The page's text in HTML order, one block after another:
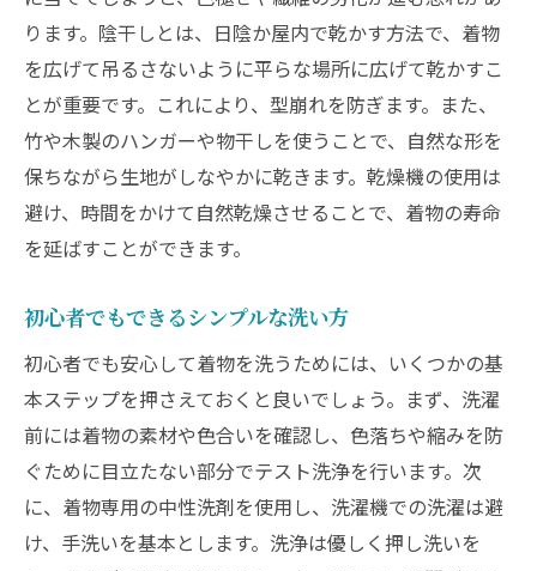
ります。陰干しとは、日陰か屋内で乾かす方法で、着物
を広げて吊るさないように平らな場所に広げて乾かすこ
とが重要です。これにより、型崩れを防ぎます。また、
竹や木製のハンガーや物干しを使うことで、自然な形を
保ちながら生地がしなやかに乾きます。乾燥機の使用は
避け、時間をかけて自然乾燥させることで、着物の寿命
を延ばすことができます。
初心者でもできるシンプルな洗い方
初心者でも安心して着物を洗うためには、いくつかの基
本ステップを押さえておくと良いでしょう。まず、洗濯
前には着物の素材や色合いを確認し、色落ちや縮みを防
ぐために目立たない部分でテスト洗浄を行います。次
に、着物専用の中性洗剤を使用し、洗濯機での洗濯は避
け、手洗いを基本とします。洗浄は優しく押し洗いを